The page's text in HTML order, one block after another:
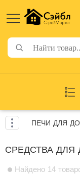
ПЕЧИ ДЛЯ
СРЕДСТВА
Найдено 14